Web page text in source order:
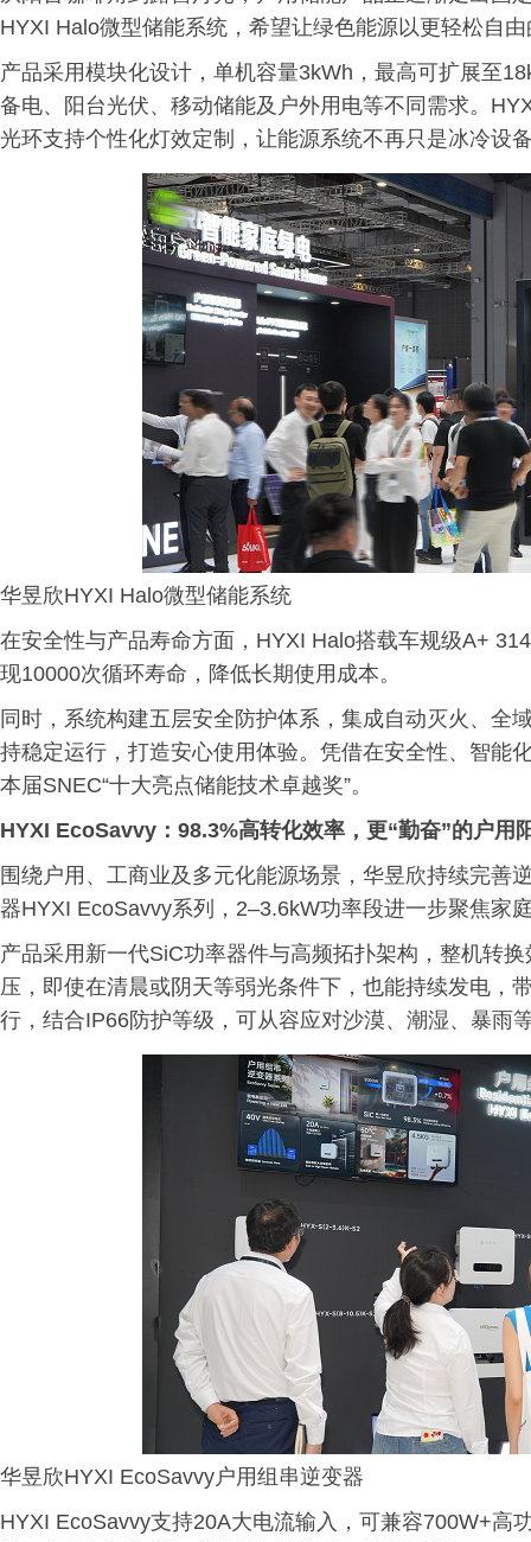
HYXI Halo微型储能系统，希望让绿色能源以更轻松自
产品采用模块化设计，单机容量3kWh，最高可扩展至
备电、阳台光伏、移动储能及户外用电等不同需求。
光环支持个性化灯效定制，让能源系统不再只是冰冷设
华昱欣HYXI Halo微型储能系统
在安全性与产品寿命方面，HYXI Halo搭载车规级A+
现10000次循环寿命，降低长期使用成本。
同时，系统构建五层安全防护体系，集成自动灭火、全
持稳定运行，打造安心使用体验。凭借在安全性、智能
本届SNEC“十大亮点储能技术卓越奖”。
HYXI EcoSavvy：98.3%高转化效率，更“勤奋”的户用
围绕户用、工商业及多元化能源场景，华昱欣持续完善
器HYXI EcoSavvy系列，2–3.6kW功率段进一步聚焦家
产品采用新一代SiC功率器件与高频拓扑架构，整机转
压，即使在清晨或阴天等弱光条件下，也能持续发电
行，结合IP66防护等级，可从容应对沙漠、潮湿、暴雨
华昱欣HYXI EcoSavvy户用组串逆变器
HYXI EcoSavvy支持20A大电流输入，可兼容700W+高